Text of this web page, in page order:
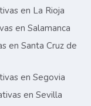
en La Rioja
en Salamanca
en Santa Cruz de
en Segovia
en Sevilla